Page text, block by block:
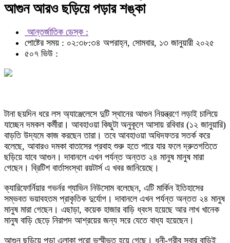
আগুন আরও ছড়িয়ে পড়ার শঙ্কা
আন্তর্জাতিক ডেস্ক :
পোষ্টের সময় : ০২:৩৮:৩৪ অপরাহ্ন, সোমবার, ১৩ জানুয়ারী ২০২৫
৫০৭ ভিউ :
টানা ছয়দিন ধরে লস অ্যাঞ্জেলেসে দুটি স্থানের আগুন নিয়ন্ত্রণে লড়াই চালিয়ে
যাচ্ছেন দমকল কর্মীরা। আবহাওয়া কিছুটা অনুকূলে আসায় রবিবার (১২ জানুয়ারি)
বাড়তি উদ্যমে কাজ করছেন তারা। তবে আবহাওয়া অধিদফতর সতর্ক করে
বলেছে, আবারও দমকা বাতাসের প্রবাহ শুরু হতে পারে যার ফলে দ্রুতগতিতে
ছড়িয়ে যাবে আগুন। দাবানলে এখন পর্যন্ত অন্তত ২৪ মানুষ মানুষ মারা
গেছেন। ব্রিটিশ বার্তাসংস্থা রয়টার্স এ খবর জানিয়েছে।
ক্যারিফোর্নিয়ার গভর্নর গ্যাভিন নিউসোম বলেছেন, এটি মার্কিন ইতিহাসের
সম্ভবত ভয়াবহতম প্রাকৃতিক দুর্যোগ। দাবানলে এখন পর্যন্ত অন্তত ২৪ মানুষ
মানুষ মারা গেছেন। এছাড়া, কয়েক হাজার বাড়ি ধ্বংস হয়েছে আর লাখ খানেক
মানুষ বাড়ি ছেড়ে নিরাপদ আশ্রয়ের জন্য সরে যেতে বাধ্য হয়েছেন।
আগুন ছড়িয়ে পড়া এলাকা পুরো ভস্মীভূত হয়ে গেছে। ধনী-গরীব সবার বাড়িই